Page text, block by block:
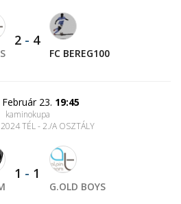
2 - 4
FC BEREG100
23. 19:45
kaminokupa
TÉL - 2./A OSZTÁLY
1 - 1
G.OLD BOYS